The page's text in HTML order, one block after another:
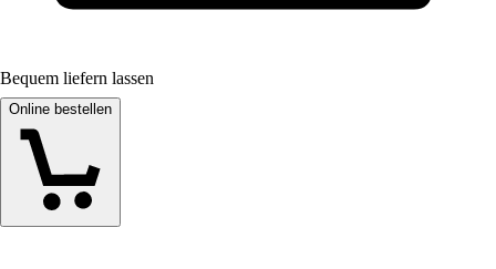
Bequem liefern lassen
Online bestellen